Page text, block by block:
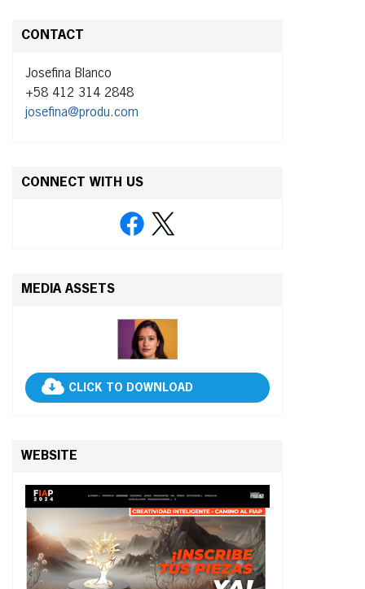
CONTACT
Josefina Blanco
+58 412 314 2848
josefina@produ.com
CONNECT WITH US
MEDIA ASSETS
CLICK TO DOWNLOAD
WEBSITE